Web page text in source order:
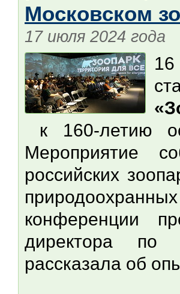
Московском
17 июля 2024 года
к 160-летию
Мероприятие
российских
конференции
директора по
рассказала об